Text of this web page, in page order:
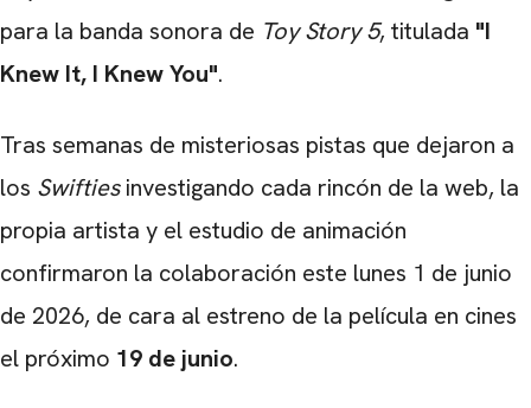
para la banda sonora de Toy Story 5, titulada "I
Knew It, I Knew You".
Tras semanas de misteriosas pistas que dejaron a
los Swiftiesinvestigando cada rincón de la web, la
propia artista y el estudio de animación
confirmaron la colaboración este lunes 1 de junio
de 2026, de cara al estreno de la película en cines
el próximo 19 de junio.